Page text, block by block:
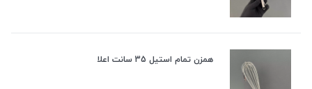
همزن تمام استیل 35 سانت اعلا